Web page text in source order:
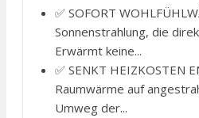
✅ SOFORT
Sonnenstrahlung, die
Erwärmt keine...
✅ SENKT HEIZKOSTEN
Raumwärme auf
Umweg der...